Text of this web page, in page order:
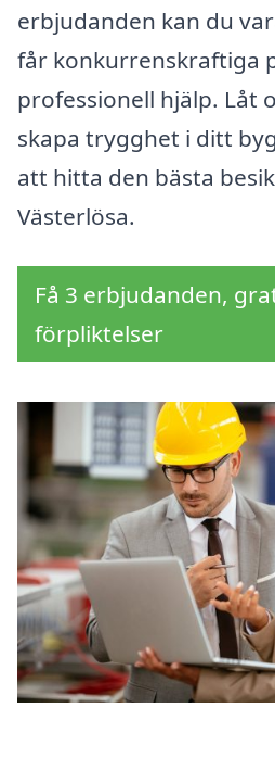
erbjudanden kan du
får konkurrenskraftiga
professionell hjälp. Låt
skapa trygghet i ditt
att hitta den bästa
Västerlösa.
Få 3 erbjudanden,
förpliktelser